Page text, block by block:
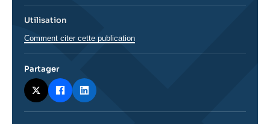
Utilisation
Comment citer cette publication
Partager